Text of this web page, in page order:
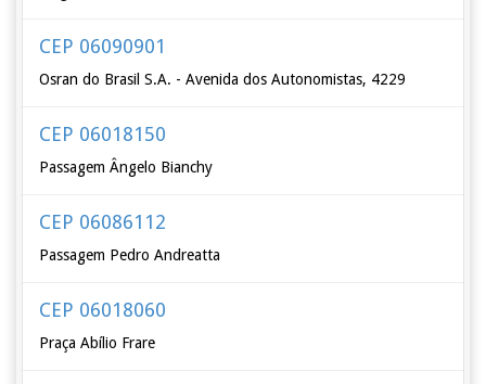
CEP 06090901
Osran do Brasil S.A. - Avenida dos Autonomistas, 4229
CEP 06018150
Passagem Ângelo Bianchy
CEP 06086112
Passagem Pedro Andreatta
CEP 06018060
Praça Abílio Frare